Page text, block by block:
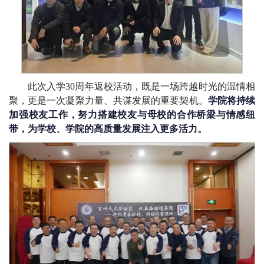
此次入学30周年返校活动，既是一场跨越时光的温情相
聚，更是一次凝聚力量、共谋发展的重要契机。 学院将持续
加强校友工作，努力搭建校友与母校的合作桥梁与情感纽
带，为学校、学院的高质量发展注入更多活力。